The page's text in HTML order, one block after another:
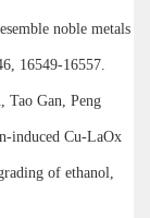
noble metals
16549-16557.
Tao Gan, Peng
induced Cu-LaOx
of ethanol,